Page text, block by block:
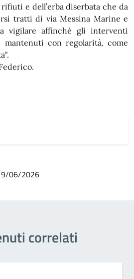
e dell’erba diserbata che da
tratti di via Messina Marine e
vigilare affinché gli interventi
mantenuti con regolarità, come
06/2026
correlati